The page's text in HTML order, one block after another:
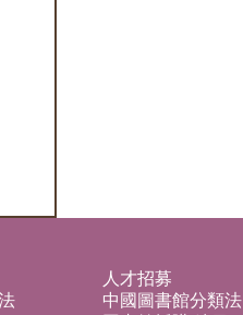
人才招募
中國圖書館分類法